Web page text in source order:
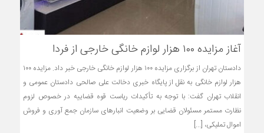
آغاز مزایده ۱۰۰ هزار لوازم خانگی خارجی از فردا
دادستان تهران از برگزاری مزایده ۱۰۰ هزار لوازم خانگی خارجی خبر داد. مزایده ۱۰۰
هزار لوازم خانگی به نقل از پایگاه خبری دخالت علی صالحی دادستان عمومی و
انقلاب تهران گفت: با توجه به تأکیدات ریاست قوه قضاییه در خصوص لزوم
نظارت مستمر مسئولان قضایی بر وضعیت انبارهای سازمان جمع آوری و فروش
اموال تملیکی، [...]